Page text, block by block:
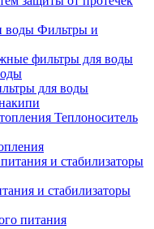
Фильтры и
фильтры для воды
для воды
Теплоноситель
и стабилизаторы
питания